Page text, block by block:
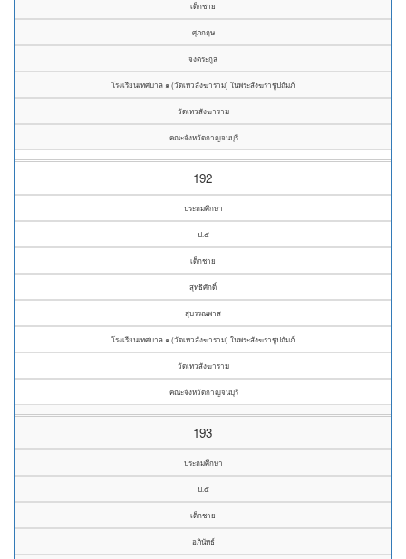
เด็กชาย
ศุภกฤษ
จงตระกูล
โรงเรียนเทศบาล ๑ (วัดเทวสังฆาราม) ในพระสังฆราชูปถัมภ์
วัดเทวสังฆาราม
คณะจังหวัดกาญจนบุรี
192
ประถมศึกษา
ป.๕
เด็กชาย
สุทธิศักดิ์
สุบรรณพาส
โรงเรียนเทศบาล ๑ (วัดเทวสังฆาราม) ในพระสังฆราชูปถัมภ์
วัดเทวสังฆาราม
คณะจังหวัดกาญจนบุรี
193
ประถมศึกษา
ป.๕
เด็กชาย
อภินัทธ์